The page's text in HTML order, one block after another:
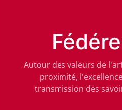
Autour des valeurs de
proximité,
transmission des